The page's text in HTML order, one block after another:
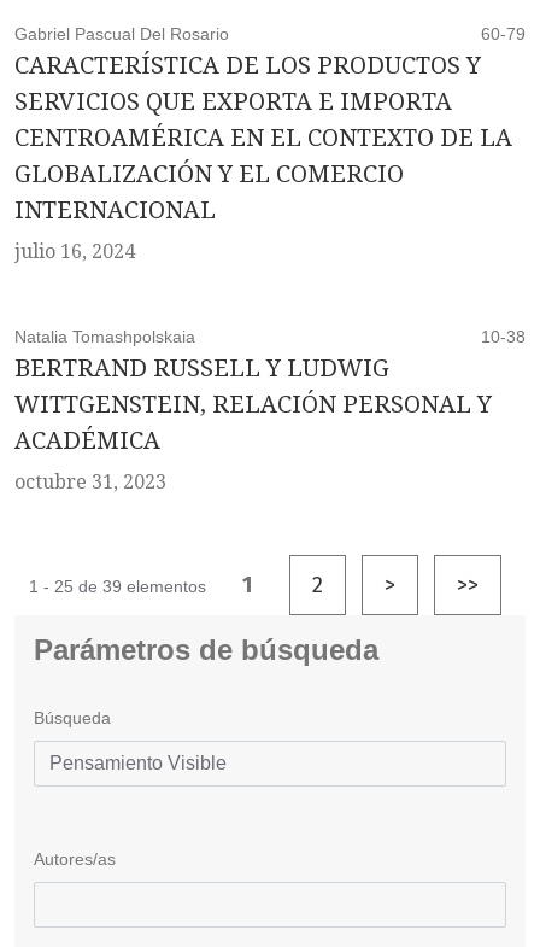
Gabriel Pascual Del Rosario 60-79
CARACTERÍSTICA DE LOS PRODUCTOS Y
SERVICIOS QUE EXPORTA E IMPORTA
CENTROAMÉRICA EN EL CONTEXTO DE LA
GLOBALIZACIÓN Y EL COMERCIO
INTERNACIONAL
julio 16, 2024
Natalia Tomashpolskaia 10-38
BERTRAND RUSSELL Y LUDWIG
WITTGENSTEIN, RELACIÓN PERSONAL Y
ACADÉMICA
octubre 31, 2023
1 - 25 de 39 elementos 1 2 > >>
Parámetros de búsqueda
Búsqueda
Autores/as